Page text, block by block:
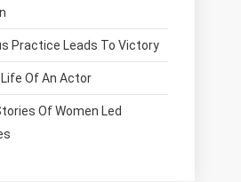
Practice Leads To Victory
Life Of An Actor
Of Women Led